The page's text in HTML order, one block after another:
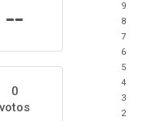
--
0
votos
9
8
7
6
5
4
3
2